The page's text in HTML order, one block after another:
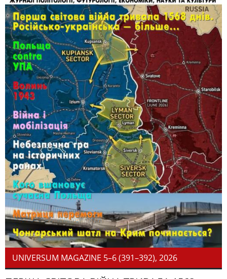
UNIVERSUM MAGAZINE 5–6 (391–392), 2026